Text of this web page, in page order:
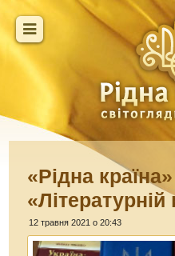
«Рідна
«Літературній
12 травня 2021 о 20:43